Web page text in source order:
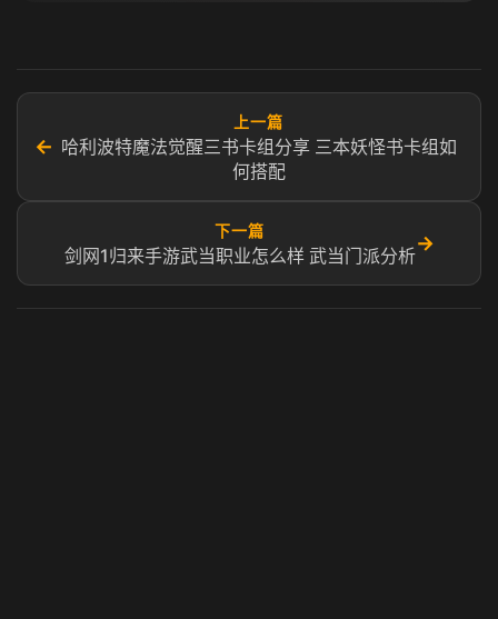
←
上一篇
哈利波特魔法觉醒三书卡组分享 三本妖怪书卡组如
何搭配
下一篇
剑网1归来手游武当职业怎么样 武当门派分析
→